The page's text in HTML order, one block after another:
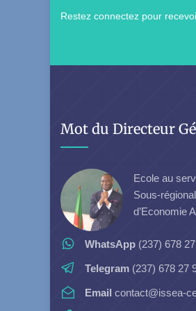
Restez connectez pour
Mot du Directeur
Ecole au
Sous-
d’Economie
WhatsApp (237) 678
Telegram (237) 678 27
Email contact@issea-